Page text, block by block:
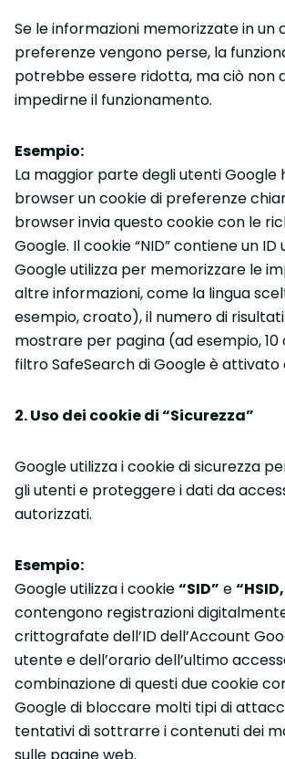
Se le informazioni memorizzate in un
preferenze vengono perse, la
potrebbe essere ridotta, ma ciò non
impedirne il funzionamento.
Esempio:
La maggior parte degli utenti Google
browser un cookie di preferenze
browser invia questo cookie con le
Google. Il cookie “NID” contiene un
Google utilizza per memorizzare le
altre informazioni, come la lingua
esempio, croato), il numero di
mostrare per pagina (ad esempio, 10
filtro SafeSearch di Google è attivato
2. Uso dei cookie di “Sicurezza”
Google utilizza i cookie di sicurezza
gli utenti e proteggere i dati da
autorizzati.
Esempio:
Google utilizza i cookie“SID” e
contengono registrazioni
crittografate dell’ID dell’Account
utente e dell’orario dell’ultimo
combinazione di questi due cookie
Google di bloccare molti tipi di
tentativi di sottrarre i contenuti dei